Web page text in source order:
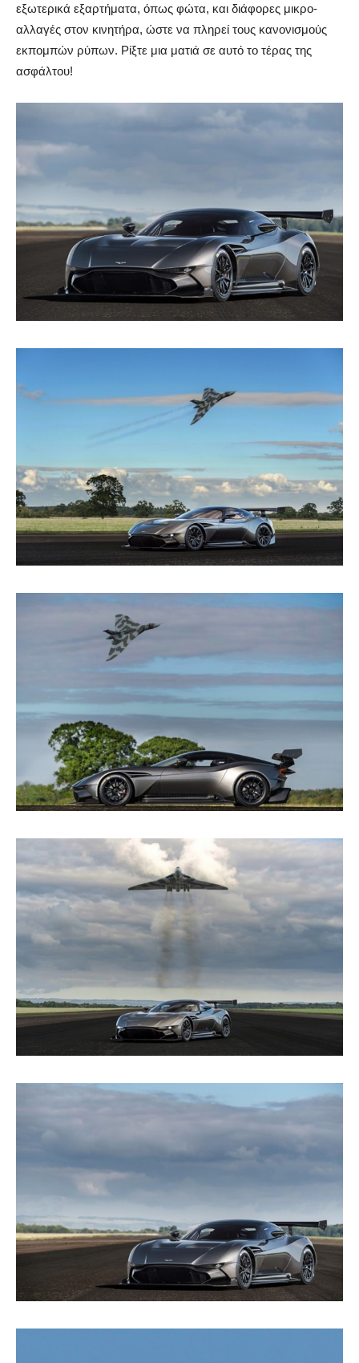
εξωτερικά εξαρτήματα, όπως φώτα, και διάφορες μικρο-
αλλαγές στον κινητήρα, ώστε να πληρεί τους κανονισμούς
εκπομπών ρύπων. Ρίξτε μια ματιά σε αυτό το τέρας της
ασφάλτου!